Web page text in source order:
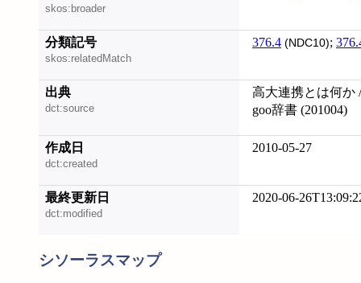
skos:broader
分類記号
skos:relatedMatch
376.4 (NDC10);
出典
dct:source
高大連携とは何か
goo辞書 (201004)
作成日
dct:created
2010-05-27
最終更新日
dct:modified
2020-06-
シソーラスマップ